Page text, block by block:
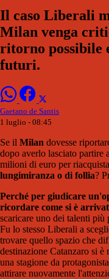
Il caso Liberali
Milan venga
ritorno possibile
futuri.
Gaetano de Santis
1 luglio - 08:45
Se il Milan dovesse
dopo averlo lasciato partire
milioni di euro per
lungimiranza o di follia?
Perché per giudicare
ricordare come si è
scaricare uno dei talenti
Fu lo stesso Liberali a
trovare quello spazio che
destinazione Catanzaro si
una stagione da
attirare nuovamente